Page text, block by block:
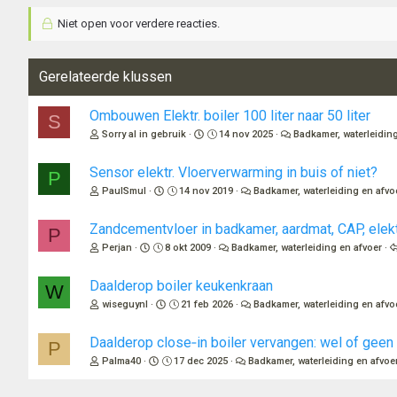
e
e
n
:
Niet open voor verdere reacties.
Gerelateerde klussen
S Ombouwen Elektr. boiler 100 liter naar 50 liter
Sorry al in gebruik 14 nov 2025 Badkamer,
P Sensor elektr. Vloerverwarming in buis of niet?
PaulSmul 14 nov 2019 Badkamer, waterleiding en
P Zandcementvloer in badkamer, aardmat, CAP,
Perjan 8 okt 2009 Badkamer, waterleiding en afvoer
W Daalderop boiler keukenkraan
wiseguynl 21 feb 2026 Badkamer, waterleiding en
P Daalderop close‑in boiler vervangen: wel of
Palma40 17 dec 2025 Badkamer, waterleiding en